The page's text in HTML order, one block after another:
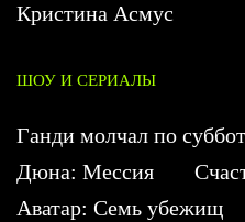
Кристина Асмус
ШОУ И СЕРИАЛЫ
Ганди молчал по
Дюна: Мессия
Аватар: Семь убежищ